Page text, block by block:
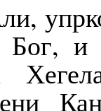
и